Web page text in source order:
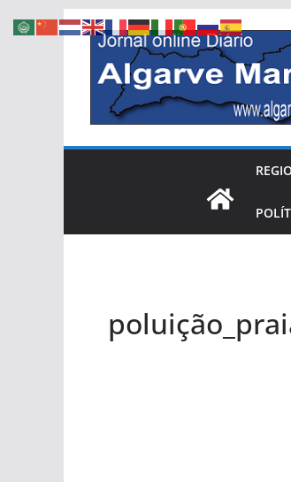
Skip
content